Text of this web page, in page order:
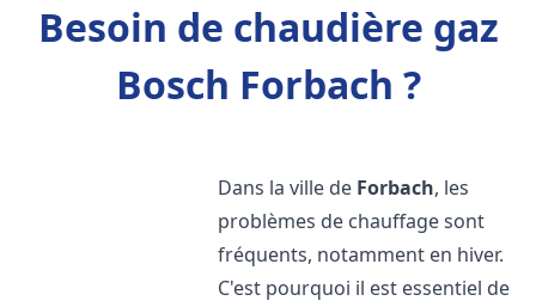
Besoin de chaudière gaz
Bosch Forbach ?
Dans la ville de Forbach, les
problèmes de chauffage sont
fréquents, notamment en hiver.
C'est pourquoi il est essentiel de